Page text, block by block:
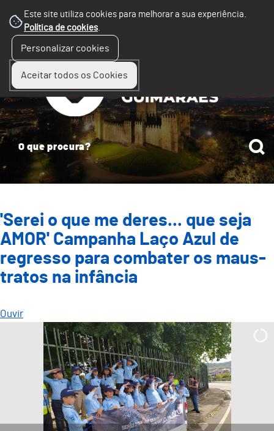
Este site utiliza cookies para melhorar a sua experiência.
Política de cookies.
Personalizar cookies
Aceitar todos os Cookies
'Serei o que me deres... que seja
AMOR' Campanha Laço Azul de
regresso para combater os maus-
tratos na infância
Ouvir